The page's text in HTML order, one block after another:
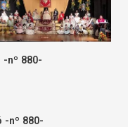
nº 880-
-nº 880-